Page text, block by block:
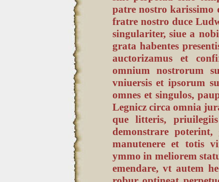
patre nostro karissimo
fratre nostro duce
singulariter, siue a
grata habentes
auctorizamus et
omnium nostrorum
vniuersis et ipsorum
omnes et singulos,
Legnicz circa omnia
que litteris,
demonstrare
manutenere et totis
ymmo in meliorem
emendare, vt autem